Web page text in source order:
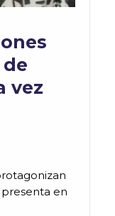
vez
en